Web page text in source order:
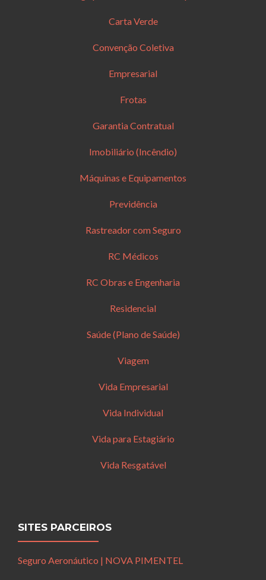
Carta Verde
Convenção Coletiva
Empresarial
Frotas
Garantia Contratual
Imobiliário (Incêndio)
Máquinas e Equipamentos
Previdência
Rastreador com Seguro
RC Médicos
RC Obras e Engenharia
Residencial
Saúde (Plano de Saúde)
Viagem
Vida Empresarial
Vida Individual
Vida para Estagiário
Vida Resgatável
SITES PARCEIROS
Seguro Aeronáutico | NOVA PIMENTEL